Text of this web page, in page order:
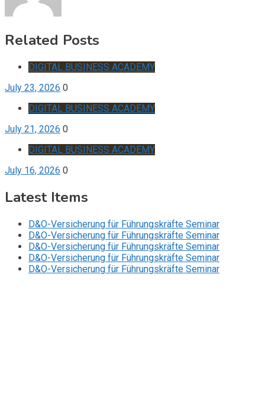
Related Posts
DIGITAL BUSINESS ACADEMY
July 23, 2026 0
DIGITAL BUSINESS ACADEMY
July 21, 2026 0
DIGITAL BUSINESS ACADEMY
July 16, 2026 0
Latest Items
D&O-Versicherung für Führungskräfte Seminar
D&O-Versicherung für Führungskräfte Seminar
D&O-Versicherung für Führungskräfte Seminar
D&O-Versicherung für Führungskräfte Seminar
D&O-Versicherung für Führungskräfte Seminar